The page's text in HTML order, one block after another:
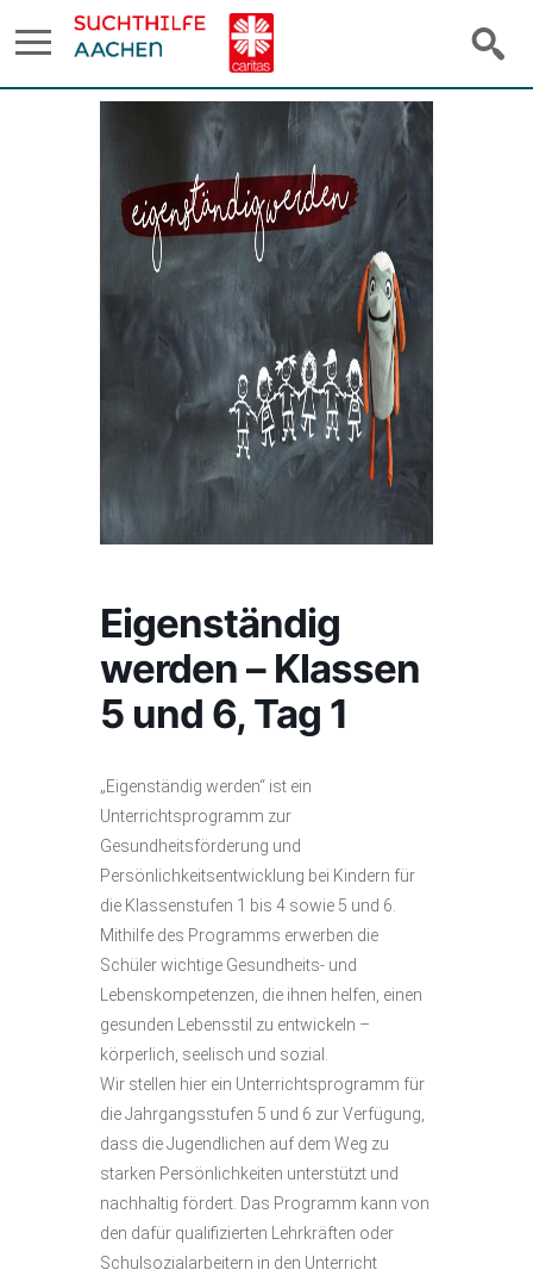
Eigenständig
werden – Klassen
5 und 6, Tag 1
„Eigenständig werden“ ist ein
Unterrichtsprogramm zur
Gesundheitsförderung und
Persönlichkeitsentwicklung bei Kindern für
die Klassenstufen 1 bis 4 sowie 5 und 6.
Mithilfe des Programms erwerben die
Schüler wichtige Gesundheits- und
Lebenskompetenzen, die ihnen helfen, einen
gesunden Lebensstil zu entwickeln –
körperlich, seelisch und sozial.
Wir stellen hier ein Unterrichtsprogramm für
die Jahrgangsstufen 5 und 6 zur Verfügung,
dass die Jugendlichen auf dem Weg zu
starken Persönlichkeiten unterstützt und
nachhaltig fördert. Das Programm kann von
den dafür qualifizierten Lehrkräften oder
Schulsozialarbeitern in den Unterricht